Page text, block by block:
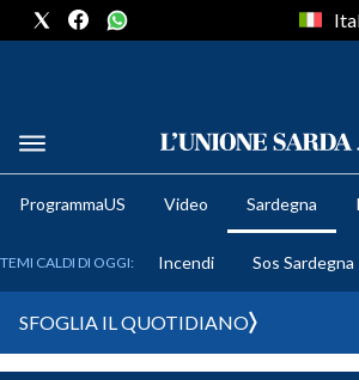
METEO
ProgrammaUS Video Sardegna
TEMI CALDI DI OGGI: Incendi Sos Sardegna
SFOGLIA IL QUOTIDIANO